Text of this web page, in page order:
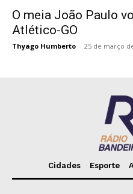
O meia João Paulo
Atlético-GO
Thyago Humberto - 25 de março
Cidades Esporte